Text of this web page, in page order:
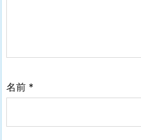
名前 *